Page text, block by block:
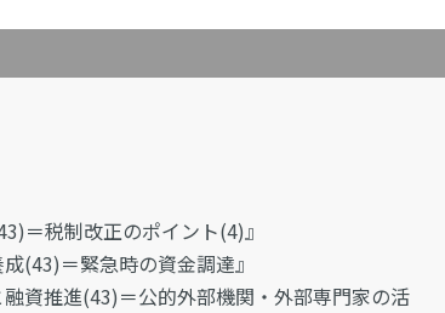
＝税制改正のポイント(4)』
(43)＝緊急時の資金調達』
融資推進(43)＝公的外部機関・外部専門家の活